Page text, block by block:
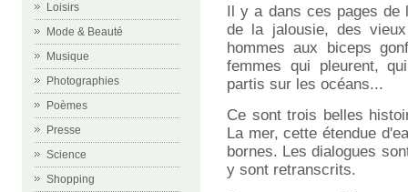
Loisirs
Mode & Beauté
Musique
Photographies
Poèmes
Presse
Science
Shopping
Il y a dans ces pages de
de la jalousie, des
hommes aux biceps
femmes qui pleurent,
partis sur les océans...
Ce sont trois belles
La mer, cette étendue
bornes. Les dialogues
y sont retranscrits.